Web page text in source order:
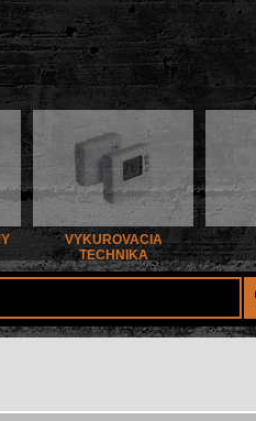
VYKUROVACIA
TECHNIKA